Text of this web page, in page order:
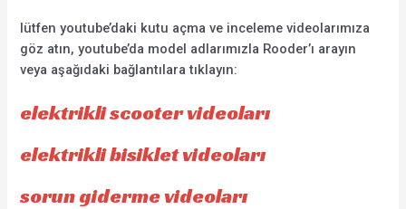
lütfen youtube’daki kutu açma ve inceleme videolarımıza
göz atın, youtube’da model adlarımızla Rooder’ı arayın
veya aşağıdaki bağlantılara tıklayın:
elektrikli scooter videoları
elektrikli bisiklet videoları
sorun giderme videoları